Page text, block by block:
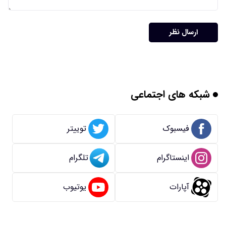
ارسال نظر
شبکه های اجتماعی
فیسبوک توییتر
اینستاگرام تلگرام
آپارات یوتیوب